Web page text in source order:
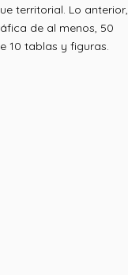
territorial. Lo anterior,
de al menos, 50
10 tablas y figuras.